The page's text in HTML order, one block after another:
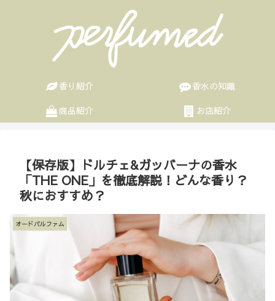
香り紹介
香水の知識
商品紹介
お店紹介
【保存版】ドルチェ&ガッバーナの香水
「THE ONE」を徹底解説！どんな香り？
秋におすすめ？
オードパルファム